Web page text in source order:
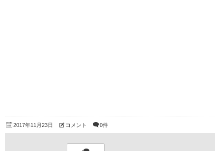
2017年11月23日 コメント 0件